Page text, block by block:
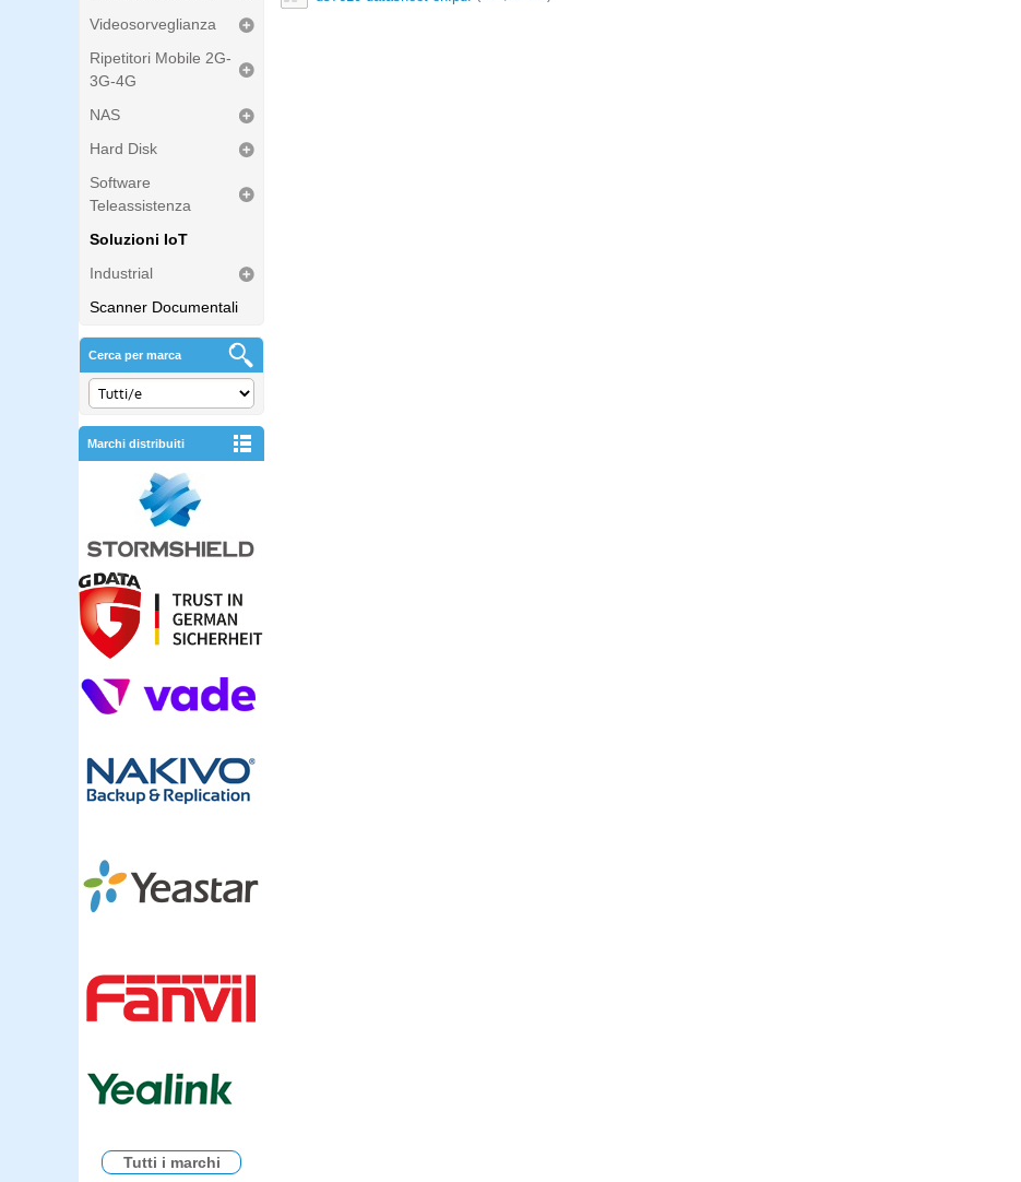
Videosorveglianza
Ripetitori Mobile 2G-
3G-4G
NAS
Hard Disk
Software
Teleassistenza
Soluzioni IoT
Industrial
Scanner Documentali
Cerca per marca
Marchi distribuiti
Tutti i marchi